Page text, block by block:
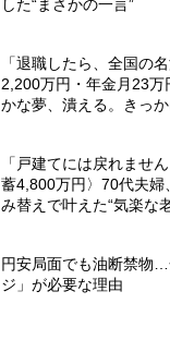
した“まさかの一言”
「退職したら、全国の
2,200万円・年金月23
かな夢、潰える。きっ
「戸建てには戻れませ
蓄4,800万円〉70代夫婦
み替えで叶えた“気楽な
円安局面でも油断禁物
ジ」が必要な理由